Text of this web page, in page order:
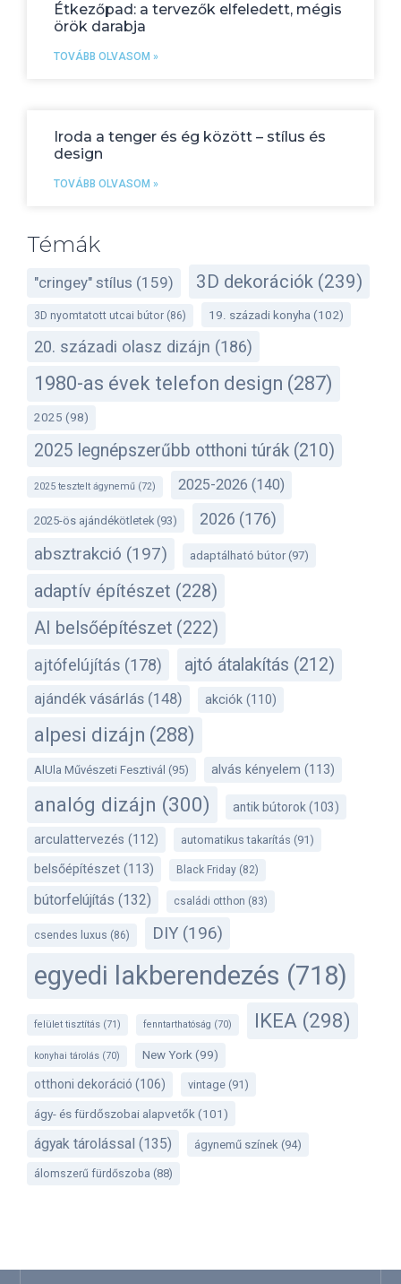
Étkezőpad: a tervezők elfeledett, mégis
örök darabja
TOVÁBB OLVASOM »
Iroda a tenger és ég között – stílus és
design
TOVÁBB OLVASOM »
Témák
"cringey" stílus (159) 3D dekorációk (239)
3D nyomtatott utcai bútor (86) 19. századi konyha (102)
20. századi olasz dizájn (186)
1980-as évek telefon design (287)
2025 (98)
2025 legnépszerűbb otthoni túrák (210)
2025 tesztelt ágynemű (72) 2025-2026 (140)
2025-ös ajándékötletek (93) 2026 (176)
absztrakció (197) adaptálható bútor(97)
adaptív építészet (228)
AI belsőépítészet (222)
ajtófelújítás (178) ajtó átalakítás (212)
ajándék vásárlás (148) akciók (110)
alpesi dizájn (288)
AlUla Művészeti Fesztivál (95) alvás kényelem (113)
analóg dizájn (300) antik bútorok(103)
arculattervezés (112) automatikus takarítás (91)
belsőépítészet (113) Black Friday (82)
bútorfelújítás (132) családi otthon (83)
csendes luxus (86) DIY (196)
egyedi lakberendezés (718)
felület tisztítás (71) fenntarthatóság (70) IKEA (298)
konyhai tárolás (70) New York (99)
otthoni dekoráció (106) vintage (91)
ágy- és fürdőszobai alapvetők(101)
ágyak tárolással (135) ágynemű színek (94)
álomszerű fürdőszoba (88)